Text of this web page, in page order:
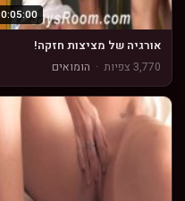
0:05:00
אורגיה של מציצות חזקה!
3,770 צפיות
· הומואים